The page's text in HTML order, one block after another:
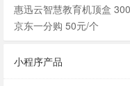
惠迅云智慧教育机顶盒
京东一分购 50元/个
小程序产品